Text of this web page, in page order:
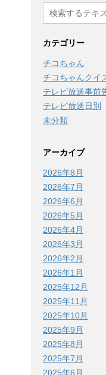
カテゴリー
チコちゃん
チコちゃんクイ
テレビ放送事前
テレビ放送日別
未分類
アーカイブ
2026年8月
2026年7月
2026年6月
2026年5月
2026年4月
2026年3月
2026年2月
2026年1月
2025年12月
2025年11月
2025年10月
2025年9月
2025年8月
2025年7月
2025年6月